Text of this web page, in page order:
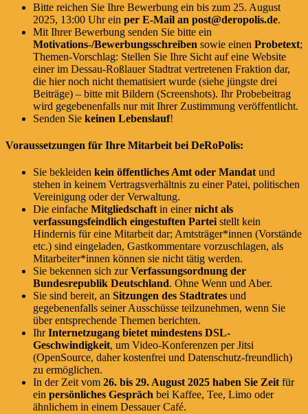
Bitte reichen Sie Ihre Bewerbung ein bis zum 25. August
2025, 13:00 Uhr ein per E-Mail an post@deropolis.de.
Mit Ihrer Bewerbung senden Sie bitte ein
Motivations-/Bewerbungsschreiben sowie einen Probetext;
Themen-Vorschlag: Stellen Sie Ihre Sicht auf eine Website
einer im Dessau-Roßlauer Stadtrat vertretenen Fraktion dar,
die hier noch nicht thematisiert wurde (siehe jüngste drei
Beiträge) – bitte mit Bildern (Screenshots). Ihr Probebeitrag
wird gegebenenfalls nur mit Ihrer Zustimmung veröffentlicht.
Senden Sie keinen Lebenslauf!
Voraussetzungen für Ihre Mitarbeit bei DeRoPolis:
Sie bekleiden kein öffentliches Amt oder Mandat und
stehen in keinem Vertragsverhältnis zu einer Patei, politischen
Vereinigung oder der Verwaltung.
Die einfache Mitgliedschaft in einernicht als
verfassungsfeindlich eingestuften Partei stellt kein
Hindernis für eine Mitarbeit dar; Amtsträger*innen (Vorstände
etc.) sind eingeladen, Gastkommentare vorzuschlagen, als
Mitarbeiter*innen können sie nicht tätig werden.
Sie bekennen sich zurVerfassungsordnung der
Bundesrepublik Deutschland. Ohne Wenn und Aber.
Sie sind bereit, an Sitzungen des Stadtrates und
gegebenenfalls seiner Ausschüsse teilzunehmen, wenn Sie
über entsprechende Themen berichten.
IhrInternetzugang bietet mindestens DSL-
Geschwindigkeit, um Video-Konferenzen per Jitsi
(OpenSource, daher kostenfrei und Datenschutz-freundlich)
zu ermöglichen.
In der Zeit vom 26. bis 29. August 2025 haben Sie Zeit für
ein persönliches Gespräch bei Kaffee, Tee, Limo oder
ähnlichem in einem Dessauer Café.